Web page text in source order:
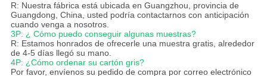
R: Nuestra fábrica está ubicada en Guangzhou, provincia de
Guangdong, China, usted podría contactarnos con anticipación
cuando venga a nosotros.
3P: ¿ Cómo puedo conseguir algunas muestras?
R: Estamos honrados de ofrecerle una muestra gratis, alrededor
de 4-5 días llegó su mano.
4P: ¿Cómo ordenar su cartón gris?
Por favor, envíenos su pedido de compra por correo electrónico